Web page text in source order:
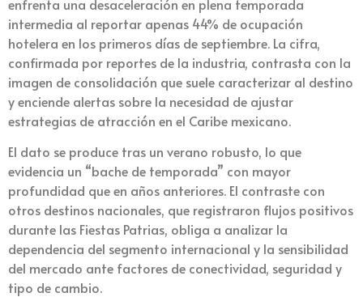
enfrenta una desaceleración en plena temporada
intermedia al reportar apenas 44% de ocupación
hotelera en los primeros días de septiembre. La cifra,
confirmada por reportes de la industria, contrasta con la
imagen de consolidación que suele caracterizar al destino
y enciende alertas sobre la necesidad de ajustar
estrategias de atracción en el Caribe mexicano.
El dato se produce tras un verano robusto, lo que
evidencia un “bache de temporada” con mayor
profundidad que en años anteriores. El contraste con
otros destinos nacionales, que registraron flujos positivos
durante las Fiestas Patrias, obliga a analizar la
dependencia del segmento internacional y la sensibilidad
del mercado ante factores de conectividad, seguridad y
tipo de cambio.